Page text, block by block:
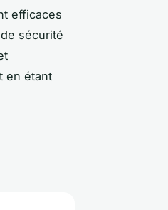
efficaces
sécurité
en étant